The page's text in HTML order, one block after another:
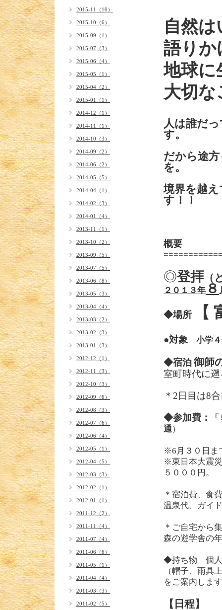
自然
語りか
地球に
大切な
人は誰だ
す。
だから途
を。
境界を越
す！
概要
◎登拝（
２０１３年 ８
◆場所 【
●対象 小学
◆宿泊御師
室町時代に
＊ 2 日目は8
◆参加費：
通
※6 月３０日
※東日本大震
５０００円。
＊宿泊費、食
温泉代、ガイ
＊ご自宅から
森の遊学舎の
◆持ち物 個人
（帽子、雨具
をご案内しま
【日程】
2015-11（10）
2015-10（6）
2015-09（1）
2015-07（3）
2015-06（4）
2015-05（1）
2015-04（2）
2015-01（1）
2014-12（1）
2014-11（1）
2014-10（3）
2014-09（2）
2014-06（2）
2014-05（5）
2014-04（1）
2014-02（3）
2014-01（4）
2013-11（1）
2013-10（2）
2013-09（5）
2013-07（5）
2013-06（8）
2013-05（3）
2013-04（4）
2013-03（2）
2013-02（3）
2013-01（3）
2012-12（1）
2012-11（3）
2012-10（3）
2012-09（6）
2012-08（3）
2012-07（6）
2012-06（4）
2012-05（1）
2012-04（5）
2012-03（3）
2012-02（1）
2012-01（1）
2011-12（2）
2011-11（4）
2011-07（4）
2011-06（6）
2011-05（1）
2011-04（4）
2011-03（3）
2011-02（5）